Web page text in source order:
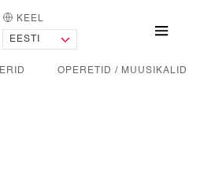
KEEL
OPERETID / MUUSIKALID